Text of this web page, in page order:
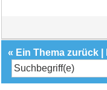
« Ein Thema zurück